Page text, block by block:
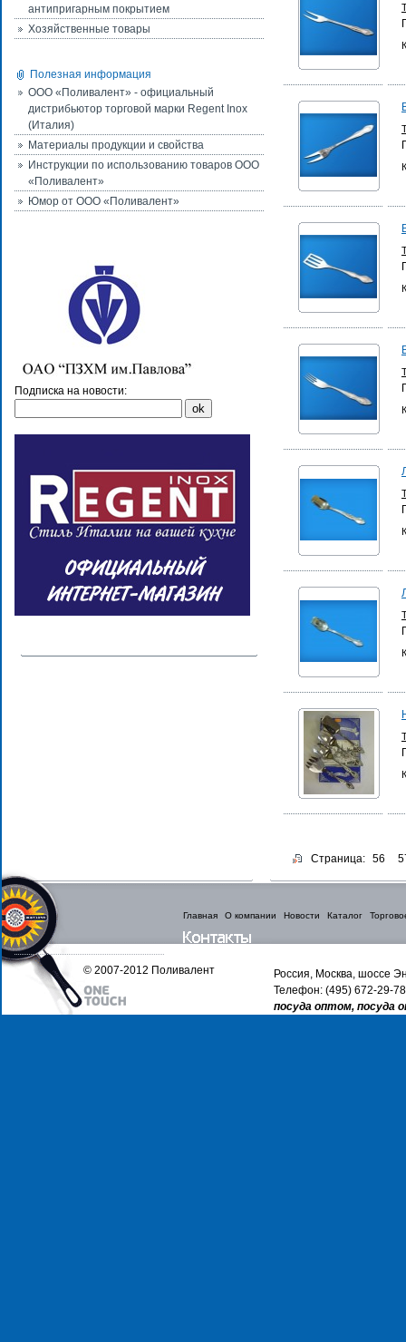
антипригарным покрытием
Хозяйственные товары
Полезная информация
ООО «Поливалент» - официальный
дистрибьютор торговой марки Regent Inox
(Италия)
Материалы продукции и свойства
Инструкции по использованию товаров ООО
«Поливалент»
Юмор от ООО «Поливалент»
Подписка на новости:
Страница: 56
Главная О компании Новости Каталог
Россия, Москва, шоссе
Телефон: (495) 672-29-
посуда оптом, посуда
© 2007-2012 Поливалент